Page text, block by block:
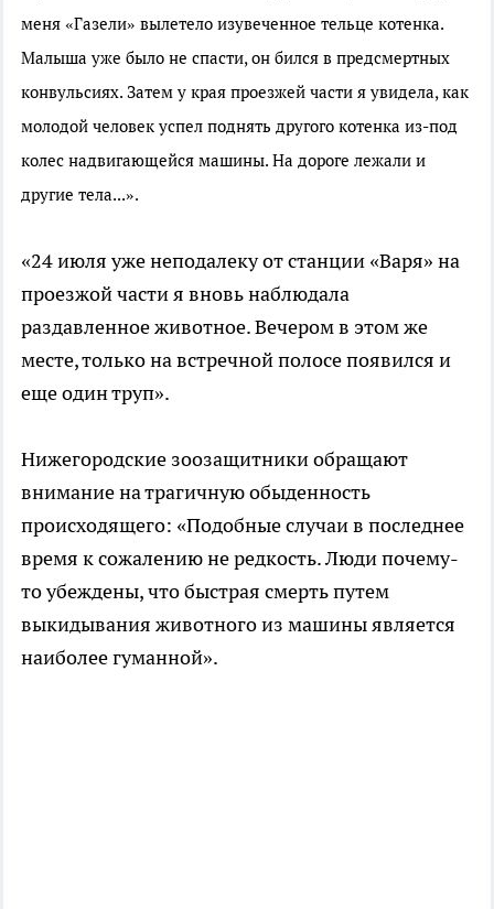
меня «Газели» вылетело изувеченное тельце котенка.
Малыша уже было не спасти, он бился в предсмертных
конвульсиях. Затем у края проезжей части я увидела, как
молодой человек успел поднять другого котенка из-под
колес надвигающейся машины. На дороге лежали и
другие тела...».
«24 июля уже неподалеку от станции «Варя» на
проезжой части я вновь наблюдала
раздавленное животное. Вечером в этом же
месте, только на встречной полосе появился и
еще один труп».
Нижегородские зоозащитники обращают
внимание на трагичную обыденность
происходящего: «Подобные случаи в последнее
время к сожалению не редкость. Люди почему-
то убеждены, что быстрая смерть путем
выкидывания животного из машины является
наиболее гуманной».